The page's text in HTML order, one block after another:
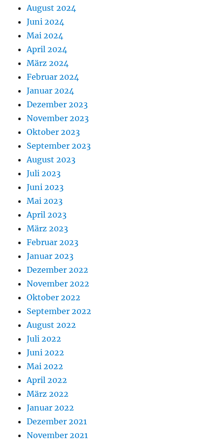
August 2024
Juni 2024
Mai 2024
April 2024
März 2024
Februar 2024
Januar 2024
Dezember 2023
November 2023
Oktober 2023
September 2023
August 2023
Juli 2023
Juni 2023
Mai 2023
April 2023
März 2023
Februar 2023
Januar 2023
Dezember 2022
November 2022
Oktober 2022
September 2022
August 2022
Juli 2022
Juni 2022
Mai 2022
April 2022
März 2022
Januar 2022
Dezember 2021
November 2021